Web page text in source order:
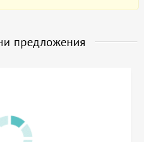
предложения